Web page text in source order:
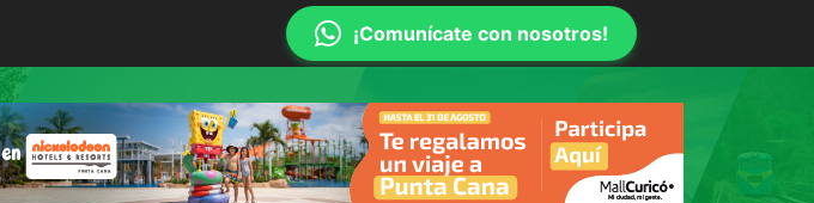
¡Comunícate con nosotros!